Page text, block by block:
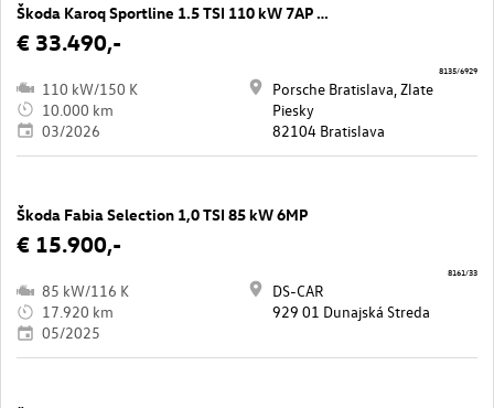
Škoda Karoq Sportline 1.5 TSI 110 kW 7AP DSG
€ 33.490,-
110 kW/150 K
10.000 km
03/2026
Porsche Bratislava, Zlate
Piesky
82104 Bratislava
8135/6929
Škoda Fabia Selection 1,0 TSI 85 kW 6MP
€ 15.900,-
85 kW/116 K
17.920 km
05/2025
DS-CAR
929 01 Dunajská Streda
8161/33